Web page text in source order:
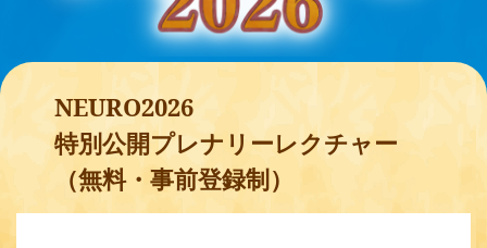
NEURO2026
特別公開プレナリーレクチャー
（無料・事前登録制）